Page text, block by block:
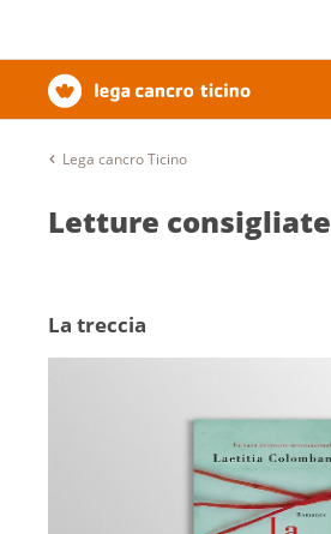
Lega cancro Ticino
Letture consigliate
La treccia